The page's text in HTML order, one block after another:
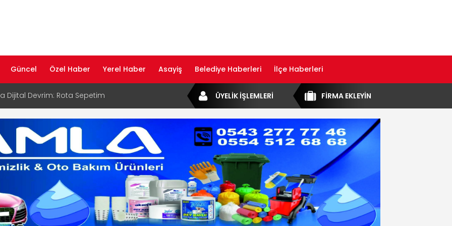
Güncel Özel Haber Yerel Haber Asayiş Belediye Haberleri İlçe Haberleri
Dijital Devrim: Rota Sepetim
Bölge Müdürü Makam Koltuğunu
Rehberi ile Google ve Yapay Zeka
Öne Çıkın
Rehberi Hizmete Girdi
Yayın Hayatına Başladı | Hızlı ve Akıllı
FİRMA EKLEYİN
ÜYELİK İŞLEMLERİ